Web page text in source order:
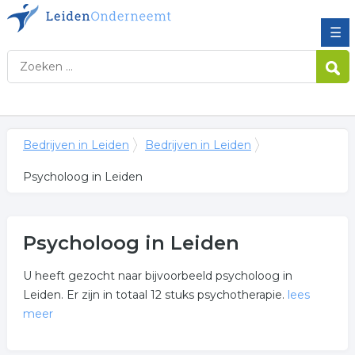
☰
Bedrijven in Leiden Bedrijven in Leiden
Psycholoog in Leiden
Psycholoog in Leiden
U heeft gezocht naar bijvoorbeeld psycholoog in
Leiden. Er zijn in totaal 12 stuks psychotherapie. lees
meer